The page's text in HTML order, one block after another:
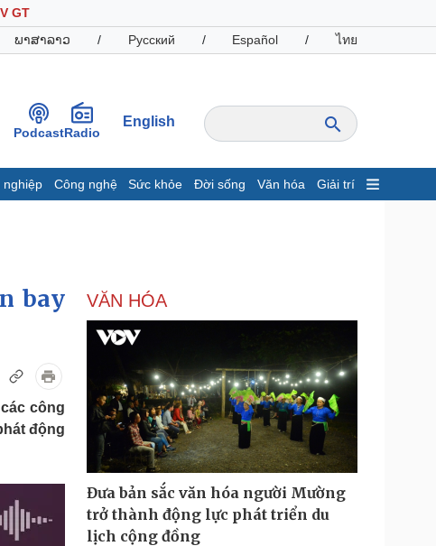
GT
ພາສາລາວ / Русский / Español / ไทย
PodcastRadio
English
nghiệp Công nghệ Sức khỏe Đời sống Văn hóa Giải trí
Giá cà phê
Doanh nghiệp
Thông tin doanh nghiệp
Doanh nghiệp 24h
Doanh nhân
Vì cộng đồng
Công nghệ
Sành điệu
Tin Công nghệ
Trải nghiệm
Chuyển đổi số
Tư vấn
Podcast
Câu chuyện thời sự
bay
công
động
VĂN HÓA
Đưa bản sắc văn hóa người Mường
trở thành động lực phát triển du
lịch cộng đồng